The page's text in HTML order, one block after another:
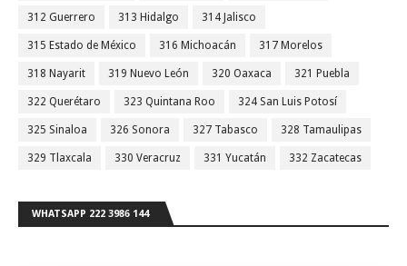
312 Guerrero 313 Hidalgo 314 Jalisco
315 Estado de México 316 Michoacán 317 Morelos
318 Nayarit 319 Nuevo León 320 Oaxaca 321 Puebla
322 Querétaro 323 Quintana Roo 324 San Luis Potosí
325 Sinaloa 326 Sonora 327 Tabasco 328 Tamaulipas
329 Tlaxcala 330 Veracruz 331 Yucatán 332 Zacatecas
WHATSAPP 222 3986 144